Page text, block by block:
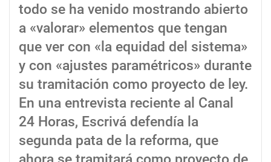
todo se ha venido mostrando abierto
a «valorar» elementos que tengan
que ver con «la equidad del sistema»
y con «ajustes paramétricos» durante
su tramitación como proyecto de ley.
En una entrevista reciente al Canal
24 Horas, Escrivá defendía la
segunda pata de la reforma, que